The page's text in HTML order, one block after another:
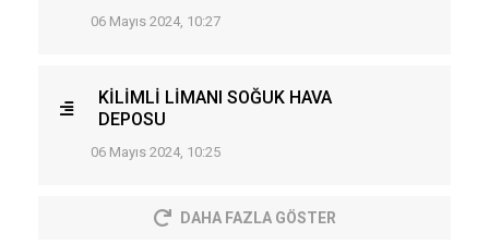
06 Mayıs 2024, 10:27
KİLİMLİ LİMANI SOĞUK HAVA
DEPOSU
06 Mayıs 2024, 10:25
DAHA FAZLA GÖSTER